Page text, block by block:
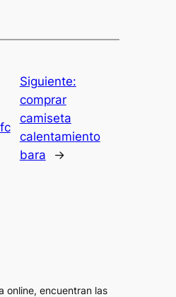
Siguiente:
comprar
camiseta
calentamiento
bara
→
online, encuentran las